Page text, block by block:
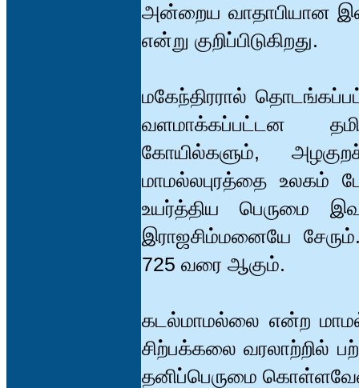
அன்றைய வாதாபியான
என்று குறிப்பிடுகிறது.
மகேந்திரரால்
வளமாக்கப்பட்டன
கோயில்களும்,
மாமல்லபுரத்தை உலகம்
உயர்த்திய பெருமை
இராஜசிம்மனையே
725 வரை ஆகும்.
கடல்மாமல்லை என்ற
சிற்பக்கலை வரலாற்றில்
தனிப்பெருமை